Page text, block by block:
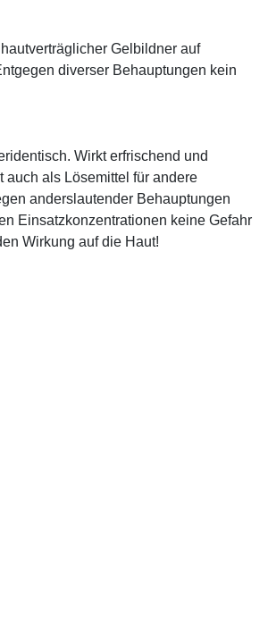
Gelbildner auf
diverser Behauptungen kein
Wirkt erfrischend und
auch als Lösemittel für andere
anderslautender Behauptungen
Einsatzkonzentrationen keine Gefahr
Wirkung auf die Haut!